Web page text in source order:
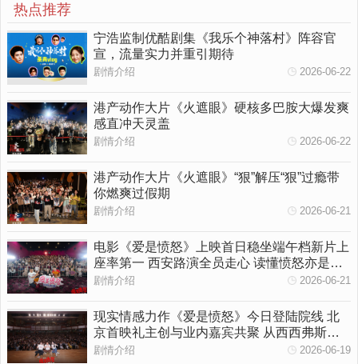
热点推荐
宁浩监制优酷剧集《我乐个神落村》阵容官
宣，流量实力并重引期待
剧情介绍 2026-06-22
港产动作大片《火遮眼》硬核多巴胺大爆发爽
感直冲天灵盖
剧情介绍 2026-06-22
港产动作大片《火遮眼》“狠”解压“狠”过瘾带
你燃爽过假期
剧情介绍 2026-06-21
电影《爱是愤怒》上映首日稳坐端午档新片上
座率第一 西安路演全员走心 读懂愤怒亦是温
柔守护
剧情介绍 2026-06-21
现实情感力作《爱是愤怒》今日登陆院线 北
京首映礼主创与业内嘉宾共聚 从西西弗斯到
女性觉醒多维拆解影片内核
剧情介绍 2026-06-19